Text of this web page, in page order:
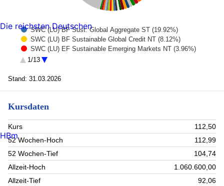
SWC (LU) BF Sust. Global Aggregate ST (19.92%)
SWC (LU) BF Sustainable Global Credit NT (8.12%)
SWC (LU) EF Sustainable Emerging Markets NT (3.96%)
Roche Hldgs Ag (2.29%)
NESTLE S.A (1.96%)
Alphabet Inc A (1.21%)
Microsoft Corp (1.01%)
APPLE INC (0.98%)
UBS Group AG (0.77%)
Collateral Account CHF (0.75%)
IBRD 2 1/2 01/13/31 EMTN (0.73%)
Cie Financiere Richemont (0.71%)
1/13
Stand: 31.03.2026
Kursdaten
Kurs
112,50
52 Wochen-Hoch
112,99
52 Wochen-Tief
104,74
Allzeit-Hoch
1.060.600,00
Allzeit-Tief
92,06
Die reichsten Deutschen
HBm